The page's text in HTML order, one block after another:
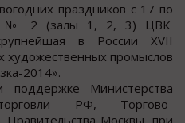
праздников с 17 по
№ 2 (залы 1, 2, 3) ЦВК
в России XVII
художественных промыслов
2014».
поддержке Министерства
РФ, Торгово-